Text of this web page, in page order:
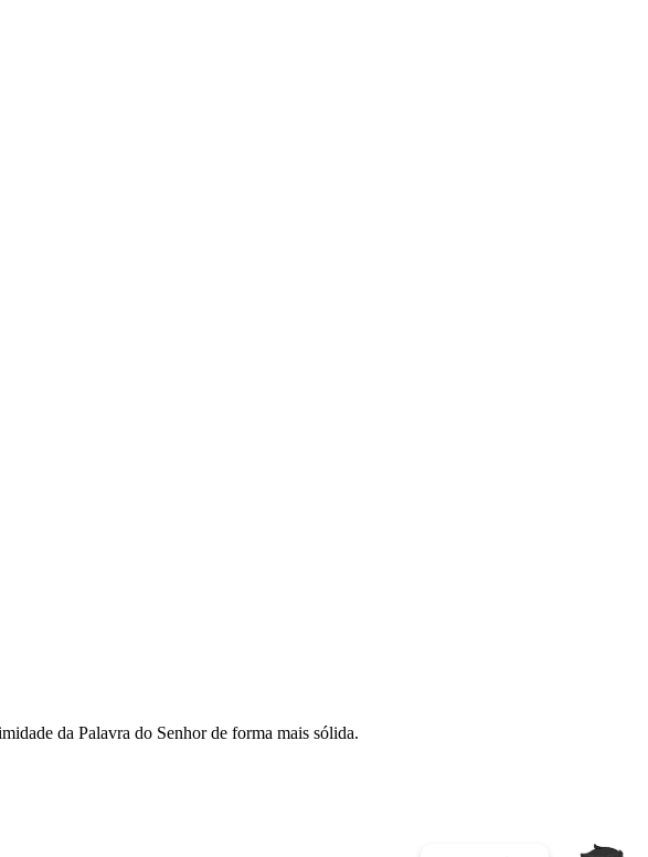
da Palavra do Senhor de forma mais sólida.